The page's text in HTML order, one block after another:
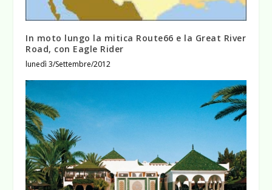
In moto lungo la mitica Route66 e la Great River
Road, con Eagle Rider
lunedì 3/Settembre/2012